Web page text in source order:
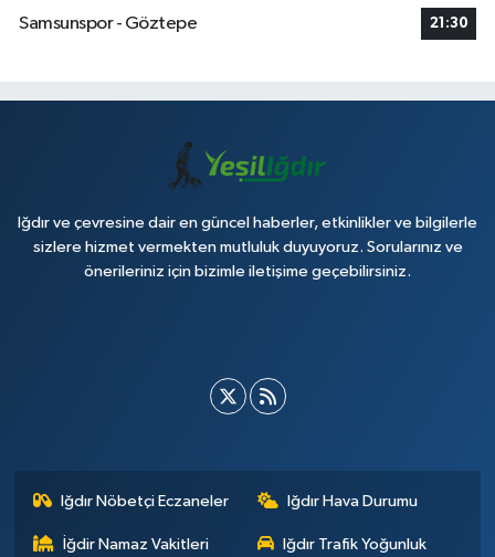
Samsunspor - Göztepe
21:30
Iğdır ve çevresine dair en güncel haberler, etkinlikler ve bilgilerle
sizlere hizmet vermekten mutluluk duyuyoruz. Sorularınız ve
önerileriniz için bizimle iletişime geçebilirsiniz.
Iğdır Nöbetçi Eczaneler Iğdır Hava Durumu
İğdir Namaz Vakitleri Iğdır Trafik Yoğunluk